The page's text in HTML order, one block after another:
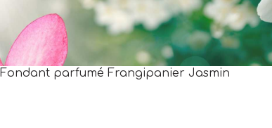
Fondant parfumé Frangipanier Jasmin